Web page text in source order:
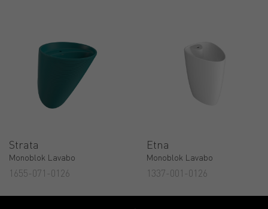
Strata
Monoblok Lavabo
1655-071-0126
Etna
Monoblok Lavabo
1337-001-0126